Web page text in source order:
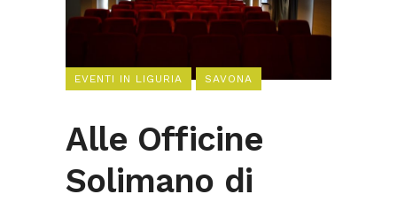
EVENTI IN LIGURIA SAVONA
Alle Officine
Solimano di